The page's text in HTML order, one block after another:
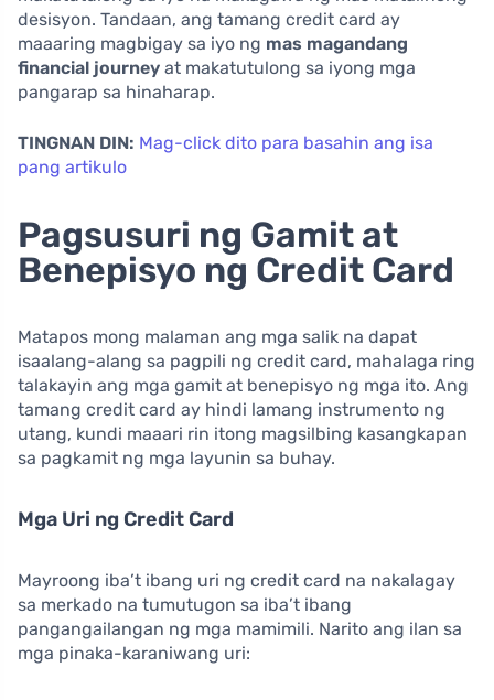
desisyon. Tandaan, ang tamang credit card ay
maaaring magbigay sa iyo ng mas magandang
financial journey at makatutulong sa iyong mga
pangarap sa hinaharap.
TINGNAN DIN: Mag-click dito para basahin ang isa
pang artikulo
Pagsusuri ng Gamit at
Benepisyo ng Credit Card
Matapos mong malaman ang mga salik na dapat
isaalang-alang sa pagpili ng credit card, mahalaga ring
talakayin ang mga gamit at benepisyo ng mga ito. Ang
tamang credit card ay hindi lamang instrumento ng
utang, kundi maaari rin itong magsilbing kasangkapan
sa pagkamit ng mga layunin sa buhay.
Mga Uri ng Credit Card
Mayroong iba’t ibang uri ng credit card na nakalagay
sa merkado na tumutugon sa iba’t ibang
pangangailangan ng mga mamimili. Narito ang ilan sa
mga pinaka-karaniwang uri: